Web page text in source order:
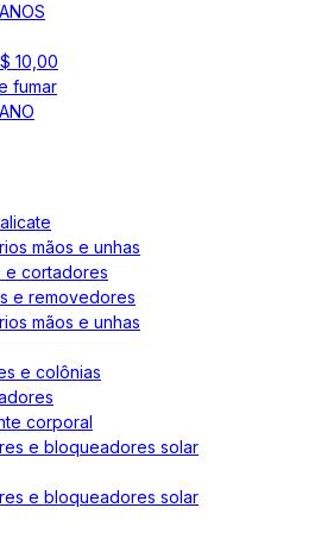
10,00
fumar
mãos e unhas
e cortadores
e removedores
mãos e unhas
e colônias
corporal
e bloqueadores solar
e bloqueadores solar